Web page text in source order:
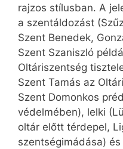
rajzos stílusban. A
a szentáldozást
Szent Benedek,
Szent Szaniszló
Oltáriszentség
Szent Tamás az
Szent Domonkos
védelmében), lelki
oltár előtt térdepel,
szentségimádása)